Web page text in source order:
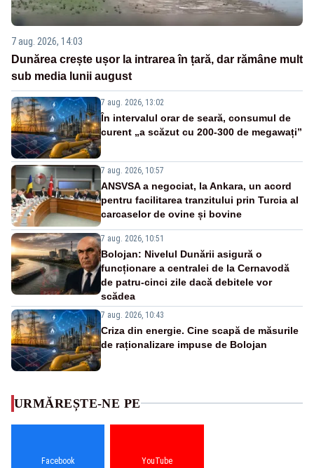
7 aug. 2026, 14:03
Dunărea crește ușor la intrarea în țară, dar rămâne mult
sub media lunii august
7 aug. 2026, 13:02
În intervalul orar de seară, consumul de
curent „a scăzut cu 200-300 de megawați”
7 aug. 2026, 10:57
ANSVSA a negociat, la Ankara, un acord
pentru facilitarea tranzitului prin Turcia al
carcaselor de ovine și bovine
7 aug. 2026, 10:51
Bolojan: Nivelul Dunării asigură o
funcționare a centralei de la Cernavodă
de patru-cinci zile dacă debitele vor
scădea
7 aug. 2026, 10:43
Criza din energie. Cine scapă de măsurile
de raționalizare impuse de Bolojan
URMĂREȘTE-NE PE
Facebook YouTube